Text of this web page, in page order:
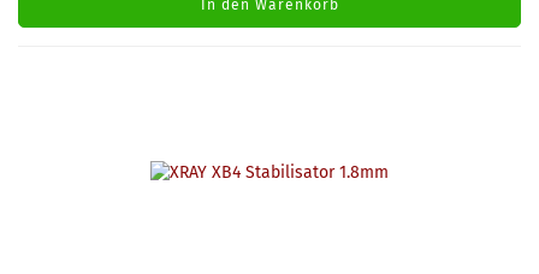
In den Warenkorb